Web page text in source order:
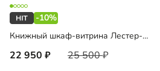
-10%
Книжный шкаф-витрина Лестер-7 с ящиками
22 950 25 500